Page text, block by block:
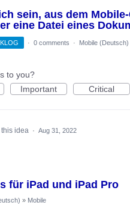
sein, aus dem
eine Datei eines
· 0 comments · Mobile (Deutsch)
to you?
Important Critical
idea · Aug 31, 2022
für iPad und iPad Pro
» Mobile